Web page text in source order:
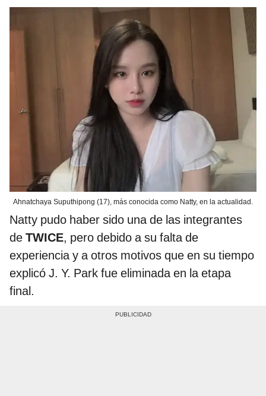
Ahnatchaya Suputhipong (17), más conocida como Natty, en la actualidad.
Natty pudo haber sido una de las integrantes
de TWICE, pero debido a su falta de
experiencia y a otros motivos que en su tiempo
explicó J. Y. Park fue eliminada en la etapa
final.